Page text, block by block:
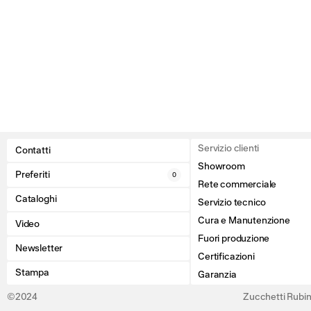
Contatti
Preferiti 0
Cataloghi
Video
Newsletter
Stampa
Servizio clienti
Showroom
Rete commerciale
Servizio tecnico
Cura e Manutenzione
Fuori produzione
Certificazioni
Garanzia
©2024 Zucchetti